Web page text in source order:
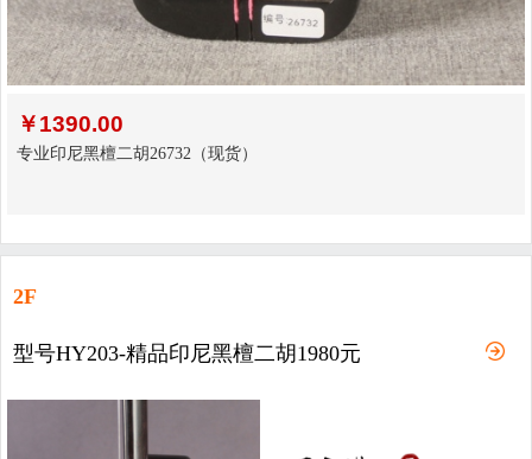
￥1390.00
专业印尼黑檀二胡26732（现货）
2F
型号HY203-精品印尼黑檀二胡1980元